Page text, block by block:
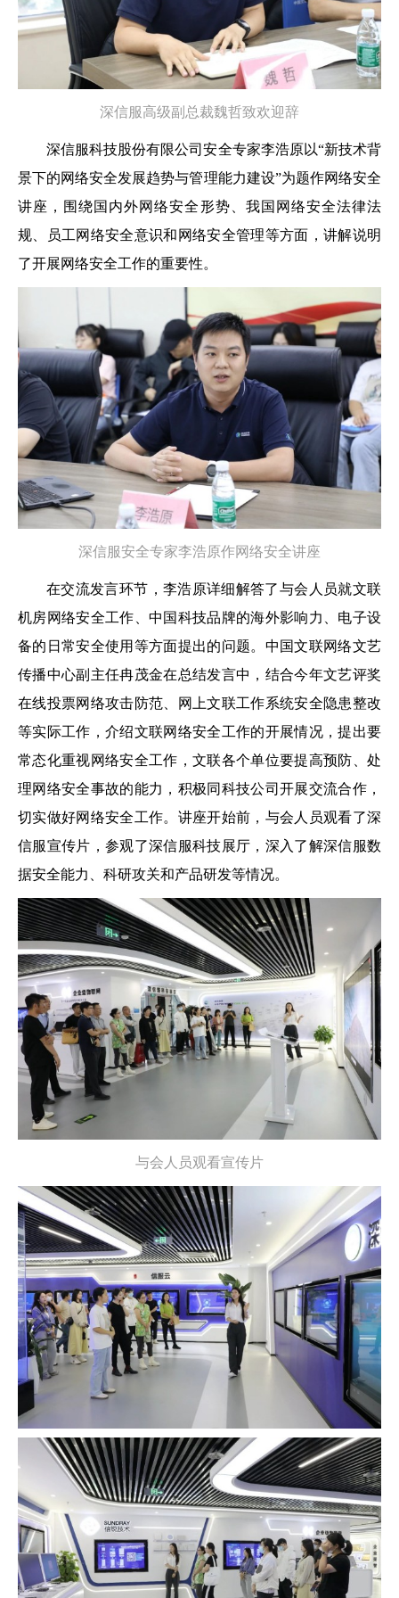
深信服高级副总裁魏哲致欢迎辞
深信服科技股份有限公司安全专家李浩原以“新技术背
景下的网络安全发展趋势与管理能力建设”为题作网络安全
讲座，围绕国内外网络安全形势、我国网络安全法律法
规、员工网络安全意识和网络安全管理等方面，讲解说明
了开展网络安全工作的重要性。
深信服安全专家李浩原作网络安全讲座
在交流发言环节，李浩原详细解答了与会人员就文联
机房网络安全工作、中国科技品牌的海外影响力、电子设
备的日常安全使用等方面提出的问题。中国文联网络文艺
传播中心副主任冉茂金在总结发言中，结合今年文艺评奖
在线投票网络攻击防范、网上文联工作系统安全隐患整改
等实际工作，介绍文联网络安全工作的开展情况，提出要
常态化重视网络安全工作，文联各个单位要提高预防、处
理网络安全事故的能力，积极同科技公司开展交流合作，
切实做好网络安全工作。讲座开始前，与会人员观看了深
信服宣传片，参观了深信服科技展厅，深入了解深信服数
据安全能力、科研攻关和产品研发等情况。
与会人员观看宣传片